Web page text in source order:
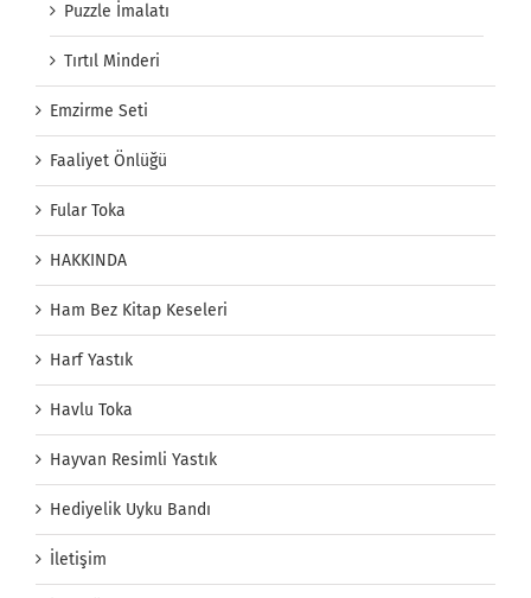
Puzzle İmalatı
Tırtıl Minderi
Emzirme Seti
Faaliyet Önlüğü
Fular Toka
HAKKINDA
Ham Bez Kitap Keseleri
Harf Yastık
Havlu Toka
Hayvan Resimli Yastık
Hediyelik Uyku Bandı
İletişim